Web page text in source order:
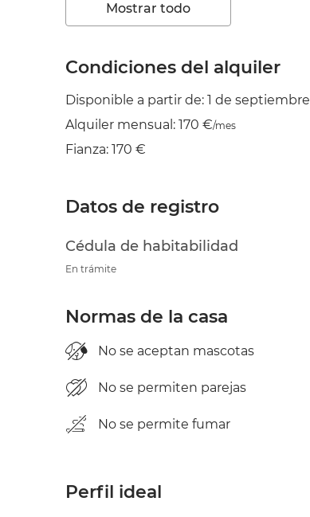
Balcón
Plancha
Mostrar todo
Condiciones del alquiler
Disponible a partir de: 1 de septiembre
Alquiler mensual: 170 €/mes
Fianza: 170 €
Datos de registro
Cédula de habitabilidad
En trámite
Normas de la casa
No se aceptan mascotas
No se permiten parejas
No se permite fumar
Perfil ideal